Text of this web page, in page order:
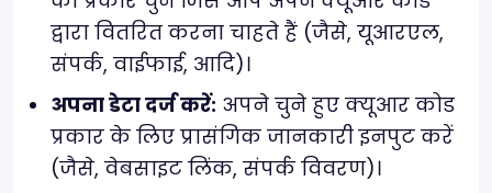
द्वारा वितरित करना चाहते हैं (जैसे, यूआरएल,
संपर्क, वाईफाई, आदि)।
अपना डेटा दर्ज करें: अपने चुने हुए क्यूआर कोड
प्रकार के लिए प्रासंगिक जानकारी इनपुट करें
(जैसे, वेबसाइट लिंक, संपर्क विवरण)।